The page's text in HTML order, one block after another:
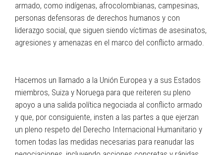
armado, como indígenas, afrocolombianas, campesinas,
personas defensoras de derechos humanos y con
liderazgo social, que siguen siendo víctimas de asesinatos,
agresiones y amenazas en el marco del conflicto armado.
Hacemos un llamado a la Unión Europea y a sus Estados
miembros, Suiza y Noruega para que reiteren su pleno
apoyo a una salida política negociada al conflicto armado
y que, por consiguiente, insten a las partes a que ejerzan
un pleno respeto del Derecho Internacional Humanitario y
tomen todas las medidas necesarias para reanudar las